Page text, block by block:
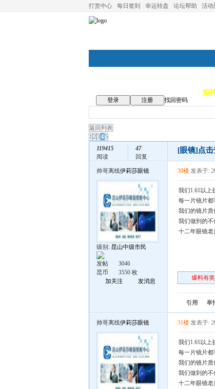
打赏中心 每日签到 幸运转盘 论坛帮助 活动
招
登录 注册
找回密码
返回列表
1 2345
119415
阅读
47
回复
[眼镜]点
帅哥离线伊莉莎眼镜
级别: 昆山中级市民
发帖
3046
昆币
3550 枚
加关注
发消息
30楼 发表于:
我们1.61以上
每一片镜片都
我们的镜片质
我们做到的不
十二年眼镜老
爆料有
引用 举
帅哥离线伊莉莎眼镜 31楼 发表于:
我们1.61以上
每一片镜片都
我们的镜片质
我们做到的不
十二年眼镜老